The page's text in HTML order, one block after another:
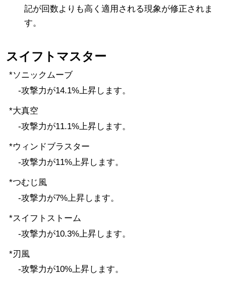
記が回数よりも高く適用される現象が修正されま
す。
スイフトマスター
*ソニックムーブ
-攻撃力が14.1%上昇します。
*大真空
-攻撃力が11.1%上昇します。
*ウィンドブラスター
-攻撃力が11%上昇します。
*つむじ風
-攻撃力が7%上昇します。
*スイフトストーム
-攻撃力が10.3%上昇します。
*刃風
-攻撃力が10%上昇します。